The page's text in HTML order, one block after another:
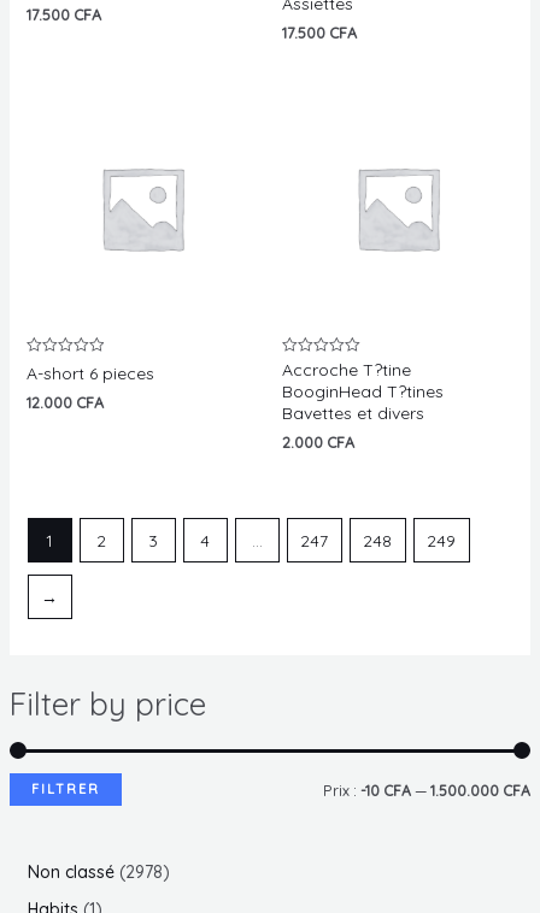
Filter by price
PP
FILTRER Prix :-10 CFA —1.500.000 CFA
Non classé 29782
1
sur
5
17.500 CFA
sur
17.500 CFA
Note
0
sur
5
A-short 6 pieces
12.000 CFA
Note
0
sur
5
Accroche T?tine
BooginHead T?tines
Bavettes et divers
2.000 CFA
1 2 3 4 247 248 249
→